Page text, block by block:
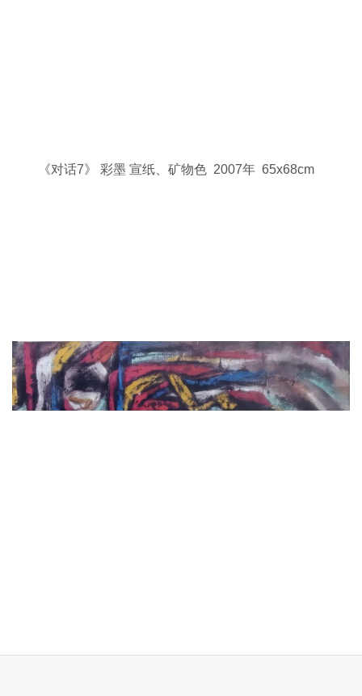
《对话7》 彩墨 宣纸、矿物色 2007年 65x68cm